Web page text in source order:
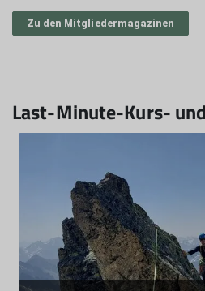
Zu den Mitgliedermagazinen
Last-Minute-Kurs-